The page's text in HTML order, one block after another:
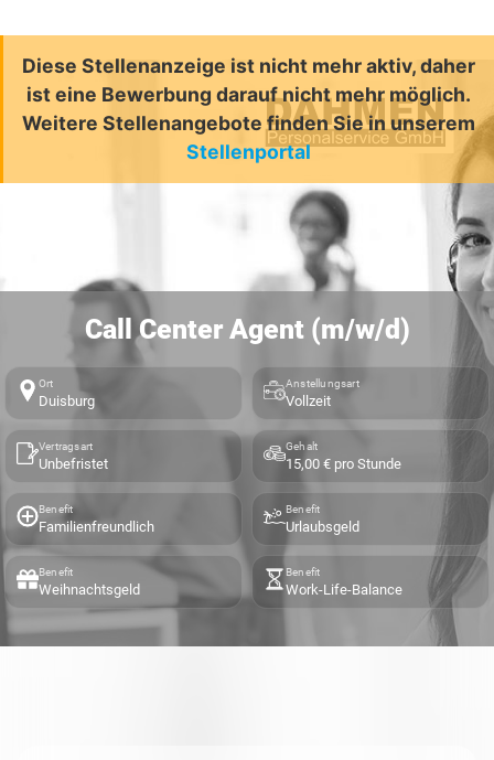
Diese Stellenanzeige ist nicht mehr aktiv, daher
ist eine Bewerbung darauf nicht mehr möglich.
Weitere Stellenangebote finden Sie in unserem
Stellenportal
Call Center Agent (m/w/d)
Ort
Duisburg
Anstellungsart
Vollzeit
Vertragsart
Unbefristet
Gehalt
15,00 € pro Stunde
Benefit
Familienfreundlich
Benefit
Urlaubsgeld
Benefit
Weihnachtsgeld
Benefit
Work-Life-Balance